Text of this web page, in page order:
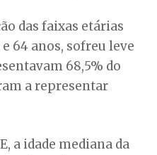
das faixas etárias
64 anos, sofreu leve
68,5% do
a representar
a idade mediana da